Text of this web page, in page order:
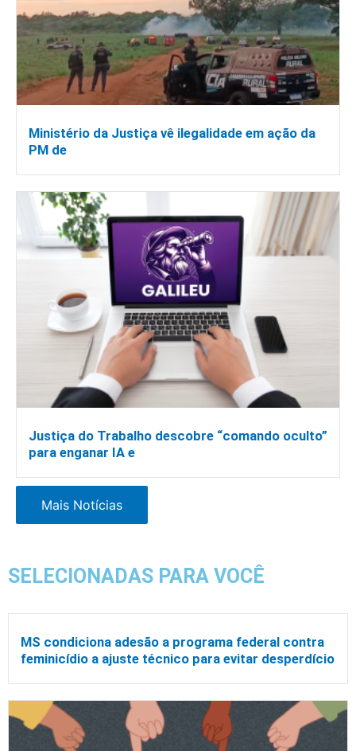
Ministério da Justiça vê ilegalidade em ação da
PM de
Justiça do Trabalho descobre “comando oculto”
para enganar IA e
Mais Notícias
SELECIONADAS PARA VOCÊ
MS condiciona adesão a programa federal contra
feminicídio a ajuste técnico para evitar desperdício